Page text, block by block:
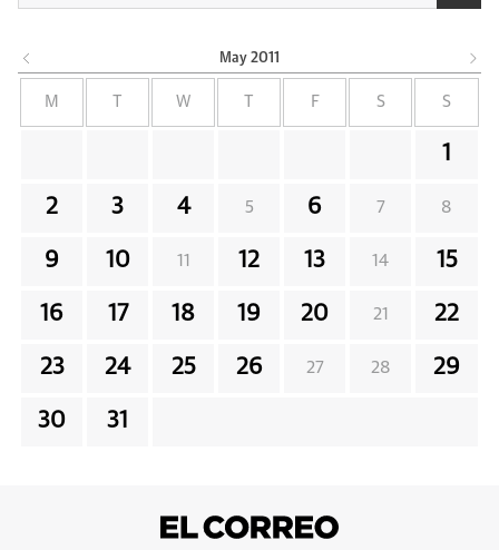
May 2011
M W F S S
1
2 3 4 5 6 7 8
9 10 11 12 13 14 15
16 17 18 19 20 21 22
23 24 25 26 27 28 29
30 31